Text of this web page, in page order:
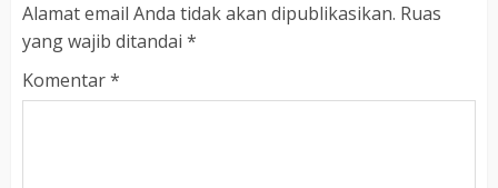
Alamat email Anda tidak akan dipublikasikan. Ruas
yang wajib ditandai *
Komentar*